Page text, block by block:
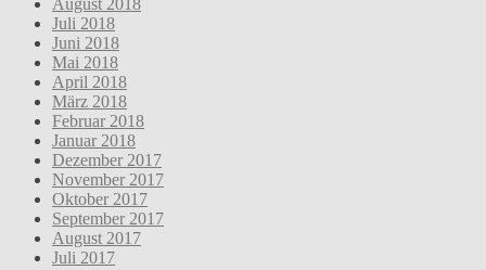
August 2018
Juli 2018
Juni 2018
Mai 2018
April 2018
März 2018
Februar 2018
Januar 2018
Dezember 2017
November 2017
Oktober 2017
September 2017
August 2017
Juli 2017